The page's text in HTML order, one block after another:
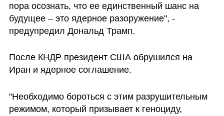
пора осознать, что ее единственный шанс на
будущее – это ядерное разоружение", -
предупредил Дональд Трамп.
После КНДР президент США обрушился на
Иран и ядерное соглашение.
"Необходимо бороться с этим разрушительным
режимом, который призывает к геноциду,